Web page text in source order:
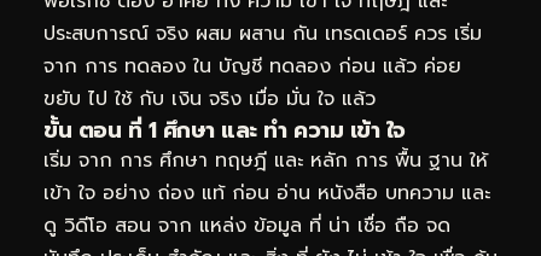
ประสบการณ์ จริง ผสม ผสาน กัน เทรดเดอร์ ควร เริ่ม
จาก การ ทดลอง ใน บัญชี ทดลอง ก่อน แล้ว ค่อย
ขยับ ไป ใช้ กับ เงิน จริง เมื่อ มั่น ใจ แล้ว
ขั้น ตอน ที่ 1 ศึกษา และ ทำ ความ เข้า ใจ
เริ่ม จาก การ ศึกษา ทฤษฎี และ หลัก การ พื้น ฐาน ให้
เข้า ใจ อย่าง ถ่อง แท้ ก่อน อ่าน หนังสือ บทความ และ
ดู วิดีโอ สอน จาก แหล่ง ข้อมูล ที่ น่า เชื่อ ถือ จด